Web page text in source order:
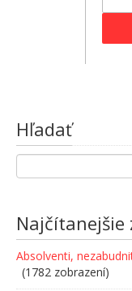
Hľadať
Najčítanejšie
Absolventi,
(1782 zobrazení)